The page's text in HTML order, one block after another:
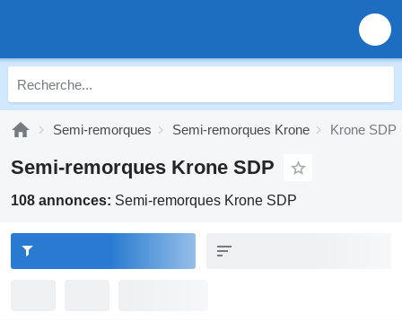
Semi-remorques Semi-remorques Krone Krone SDP
Semi-remorques Krone SDP
108 annonces: Semi-remorques Krone SDP